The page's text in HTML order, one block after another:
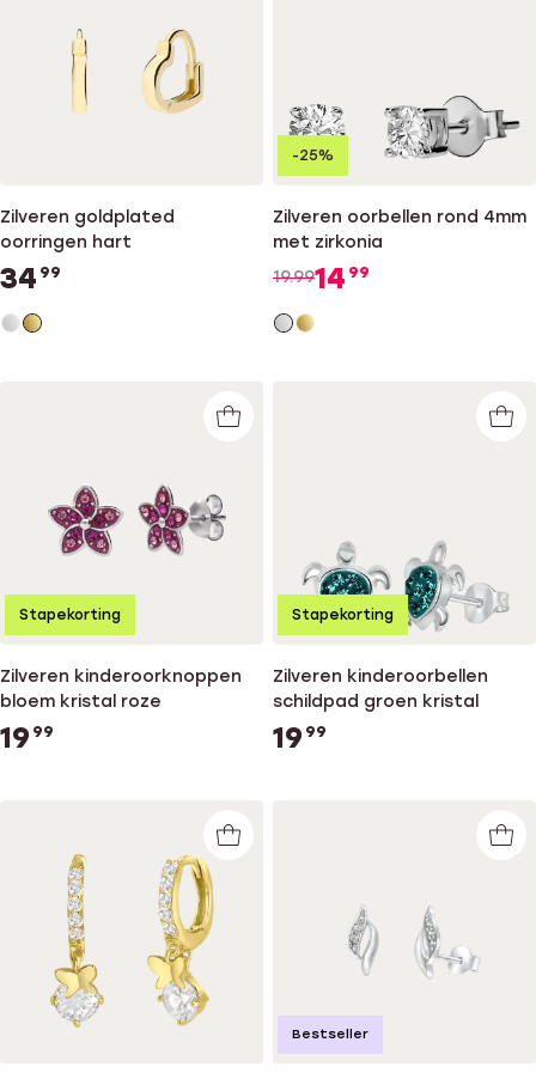
Zilveren goldplated
oorringen hart
34 99
Zilveren oorbellen rond 4mm
met zirkonia
19.9914 99
-25%
Zilveren kinderoorknoppen
bloem kristal roze
19 99
Stapekorting
Zilveren kinderoorbellen
schildpad groen kristal
19 99
Stapekorting
Bestseller